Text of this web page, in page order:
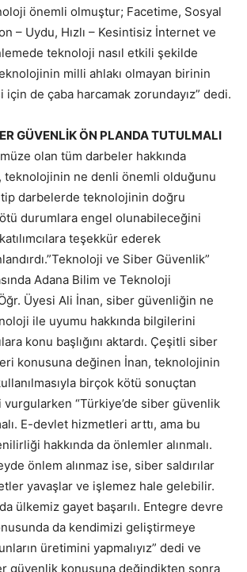
önemli olmuştur; Facetime, Sosyal
– Uydu, Hızlı – Kesintisiz İnternet ve
teknoloji nasıl etkili şekilde
milli ahlakı olmayan birinin
de çaba harcamak zorundayız” dedi.
GÜVENLİK ÖN PLANDA TUTULMALI
olan tüm darbeler hakkında
teknolojinin ne denli önemli olduğunu
darbelerde teknolojinin doğru
durumlara engel olunabileceğini
teşekkür ederek
ve Siber Güvenlik”
Adana Bilim ve Teknoloji
Üyesi Ali İnan, siber güvenliğin ne
ile uyumu hakkında bilgilerini
konu başlığını aktardı. Çeşitli siber
konusuna değinen İnan, teknolojinin
birçok kötü sonuçtan
“Türkiye’de siber güvenlik
E-devlet hizmetleri arttı, ama bu
hakkında da önlemler alınmalı.
önlem alınmaz ise, siber saldırılar
yavaşlar ve işlemez hale gelebilir.
ülkemiz gayet başarılı. Entegre devre
da kendimizi geliştirmeye
üretimini yapmalıyız” dedi ve
güvenlik konusuna değindikten sonra